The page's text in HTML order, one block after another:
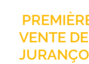
VENTE